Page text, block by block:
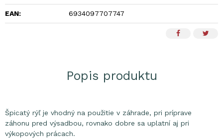
EAN: 6934097707747
Popis produktu
Špicatý rýľ je vhodný na použitie v záhrade, pri príprave
záhonu pred výsadbou, rovnako dobre sa uplatní aj pri
výkopových prácach.